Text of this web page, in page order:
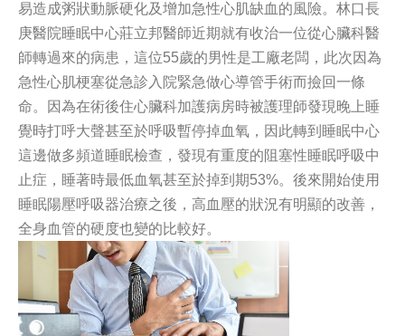
易造成粥狀動脈硬化及增加急性心肌缺血的風險。林口長
庚醫院睡眠中心莊立邦醫師近期就有收治一位從心臟科醫
師轉過來的病患，這位55歲的男性是工廠老闆，此次因為
急性心肌梗塞從急診入院緊急做心導管手術而撿回一條
命。因為在術後住心臟科加護病房時被護理師發現晚上睡
覺時打呼大聲甚至於呼吸暫停掉血氧，因此轉到睡眠中心
這邊做多頻道睡眠檢查，發現有重度的阻塞性睡眠呼吸中
止症，睡著時最低血氧甚至於掉到期53%。後來開始使用
睡眠陽壓呼吸器治療之後，高血壓的狀況有明顯的改善，
全身血管的硬度也變的比較好。